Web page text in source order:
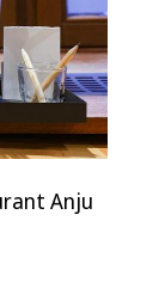
Anju